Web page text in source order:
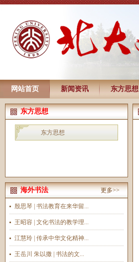
网站首页 新闻资讯 东方思想
东方思想
东方思想
海外书法 更多>>
殷思琴 | 书法教育在来华留...
王昭容 | 文化书法的教学理...
江慧玲 | 传承中华文化精神...
王岳川 朱以撒 | 书法的文...